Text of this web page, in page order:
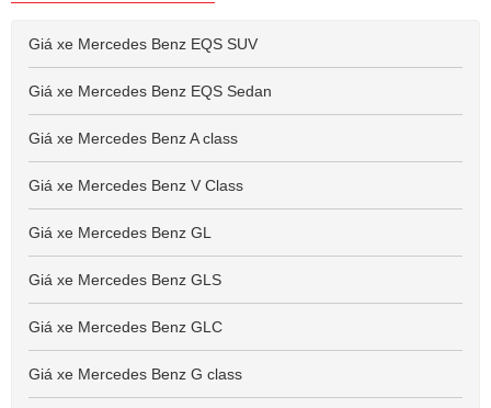
Giá xe Mercedes Benz EQS SUV
Giá xe Mercedes Benz EQS Sedan
Giá xe Mercedes Benz A class
Giá xe Mercedes Benz V Class
Giá xe Mercedes Benz GL
Giá xe Mercedes Benz GLS
Giá xe Mercedes Benz GLC
Giá xe Mercedes Benz G class